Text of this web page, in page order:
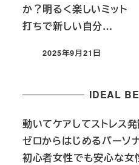
か？明るく楽しいミット
打ちで新しい自分…
投稿日
2025年9月21日
IDEAL
動いてケアしてストレス
ゼロからはじめるパーソ
初心者女性でも安心な女